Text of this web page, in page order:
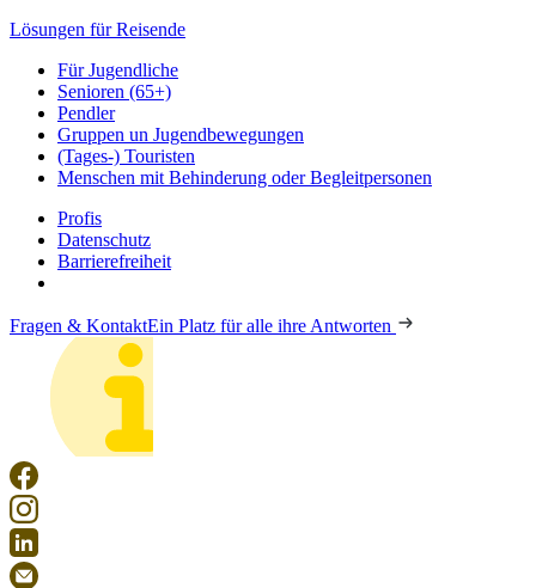
Lösungen für Reisende
Für Jugendliche
Senioren (65+)
Pendler
Gruppen un Jugendbewegungen
(Tages-) Touristen
Menschen mit Behinderung oder Begleitpersonen
Profis
Datenschutz
Barrierefreiheit
Fragen & KontaktEin Platz für alle ihre Antworten